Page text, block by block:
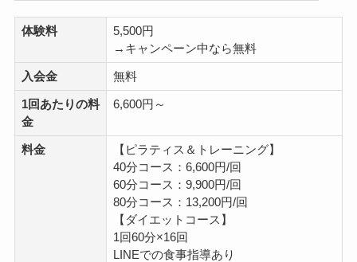
体験料
5,500円
→キャンペーン中なら無料
入会金 無料
1回あたりの料
金
6,600円～
料金
【ピラティス＆トレーニング】
40分コース：6,600円/回
60分コース：9,900円/回
80分コース：13,200円/回
【ダイエットコース】
1回60分×16回
LINEでの食事指導あり